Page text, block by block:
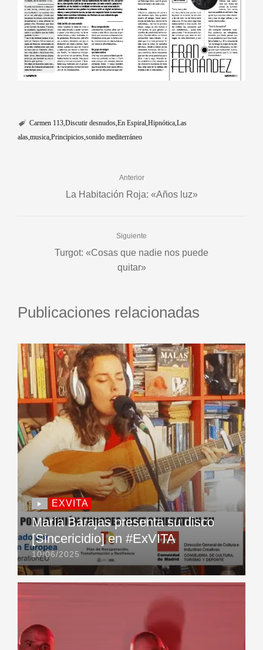
Carmen 113 Discutir desnudos En Espiral Hipnótica Las
alas musica Principicios sonido mediterráneo
Anterior
La Habitación Roja: «Años luz»
Siguiente
Turgot: «Cosas que nadie nos puede
quitar»
Publicaciones relacionadas
EXVITA
María Barajas presenta su disco
[Sincericidio] en #ExVITA
10/06/2025